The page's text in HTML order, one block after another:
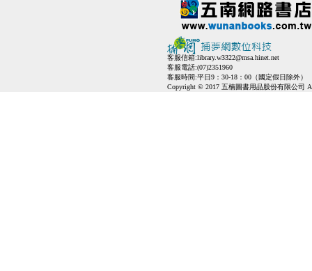
客服信箱:library.w3322@msa.hinet.net
客服電話:(07)2351960
客服時間:平日9：30-18：00（國定假日除外）
Copyright © 2017 五楠圖書用品股份有限公司